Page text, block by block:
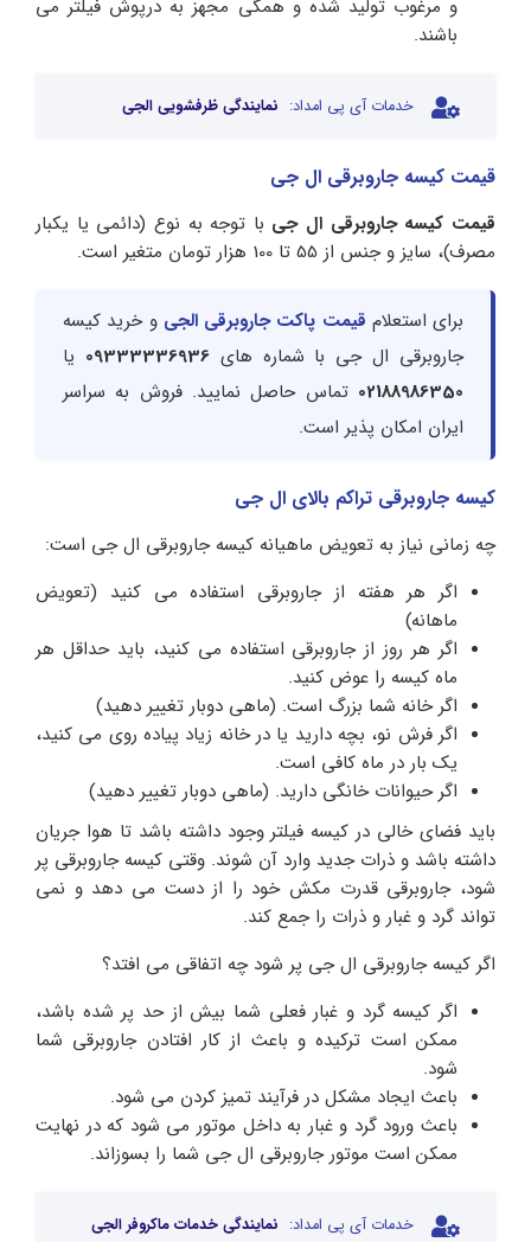
و مرغوب تولید شده و همگی مجهز به درپوش فیلتر می
باشند.
خدمات آی پی امداد: نمایندگی ظرفشویی الجی
قیمت کیسه جاروبرقی ال جی
قیمت کیسه جاروبرقی ال جی با توجه به نوع (دائمی یا یکبار
مصرف)، سایز و جنس از 55 تا 100 هزار تومان متغیر است.
برای استعلام قیمت پاکت جاروبرقی الجی و خرید کیسه
جاروبرقی ال جی با شماره های09333336936 یا
02188986350 تماس حاصل نمایید. فروش به سراسر
ایران امکان پذیر است.
کیسه جاروبرقی تراکم بالای ال جی
چه زمانی نیاز به تعویض ماهیانه کیسه جاروبرقی ال جی است:
اگر هر هفته از جاروبرقی استفاده می کنید (تعویض
ماهانه)
اگر هر روز از جاروبرقی استفاده می کنید، باید حداقل هر
ماه کیسه را عوض کنید.
اگر خانه شما بزرگ است. (ماهی دوبار تغییر دهید)
اگر فرش نو، بچه دارید یا در خانه زیاد پیاده روی می کنید،
یک بار در ماه کافی است.
اگر حیوانات خانگی دارید. (ماهی دوبار تغییر دهید)
باید فضای خالی در کیسه فیلتر وجود داشته باشد تا هوا جریان
داشته باشد و ذرات جدید وارد آن شوند. وقتی کیسه جاروبرقی پر
شود، جاروبرقی قدرت مکش خود را از دست می دهد و نمی
تواند گرد و غبار و ذرات را جمع کند.
اگر کیسه جاروبرقی ال جی پر شود چه اتفاقی می افتد؟
اگر کیسه گرد و غبار فعلی شما بیش از حد پر شده باشد،
ممکن است ترکیده و باعث از کار افتادن جاروبرقی شما
شود.
باعث ایجاد مشکل در فرآیند تمیز کردن می شود.
باعث ورود گرد و غبار به داخل موتور می شود که در نهایت
ممکن است موتور جاروبرقی ال جی شما را بسوزاند.
خدمات آی پی امداد: نمایندگی خدمات ماکروفر الجی